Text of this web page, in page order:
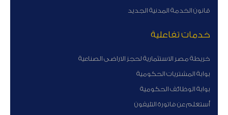
قانون الخدمة المدنية الجديد
خدمات تفاعلية
خريطة مصر الاستثمارية لحجز الاراضى الصناعية
بوابة المشتريات الحكومية
بوابة الوظائف الحكومية
أستعلم عن فاتورة التليفون